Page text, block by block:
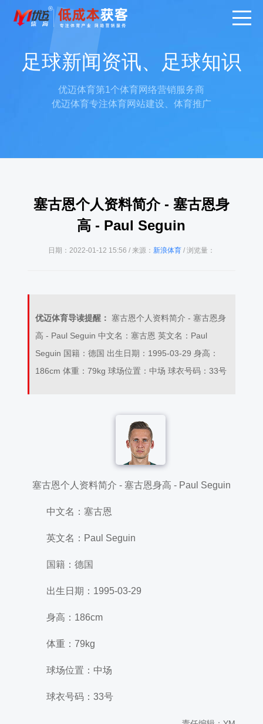
足球新闻资讯、足球知识
优迈体育第1个体育网络营销服务商
优迈体育专注体育网站建设、体育推广
塞古恩个人资料简介 - 塞古恩身
高 - Paul Seguin
日期：2022-01-12 15:56 / 来源： 新浪体育/ 浏览量：
优迈体育导读提醒： 塞古恩个人资料简介 - 塞古恩身
高 - Paul Seguin 中文名：塞古恩 英文名：Paul
Seguin 国籍：德国 出生日期：1995-03-29 身高：
186cm 体重：79kg 球场位置：中场 球衣号码：33号
塞古恩个人资料简介 - 塞古恩身高 - Paul Seguin
中文名：塞古恩
英文名：Paul Seguin
国籍：德国
出生日期：1995-03-29
身高：186cm
体重：79kg
球场位置：中场
球衣号码：33号